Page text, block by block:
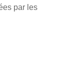
par les